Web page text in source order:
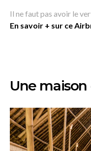
Il ne faut pas avoir le
En savoir + sur ce
Une